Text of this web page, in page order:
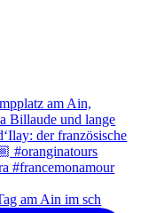
am Ain im sch